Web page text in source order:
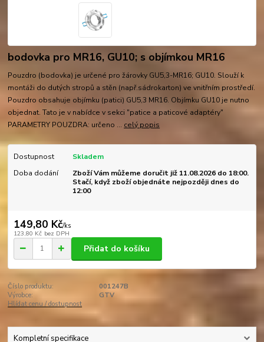
bodovka pro MR16, GU10; s objímkou MR16
Pouzdro (bodovka) je určené pro žárovky GU5,3-MR16; GU10. Slouží k
montáži do dutých stropů a stěn (např.sádrokarton) ve vnitřním prostředí.
Pouzdro obsahuje objímku (patici) GU5,3 MR16. Objímku GU10 je nutno
objednat. Tato je v nabídce v sekci "patice a paticové adaptéry"
PARAMETRY POUZDRA: určeno ... celý popis
Dostupnost
Skladem
Doba dodání
Zboží Vám můžeme doručit již 11.08.2026 do 18:00.
Stačí, když zboží objednáte nejpozději dnes do
12:00
149,80 Kč/ks
123,80 Kč bez DPH
Přidat do košíku
Číslo produktu:
001247B
Výrobce:
GTV
Hlídat cenu / dostupnost
Kompletní specifikace